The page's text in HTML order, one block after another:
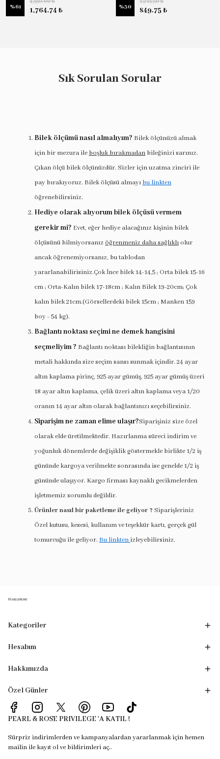
%61 1,764.74 ₺ %30 849.75 ₺
Sık Sorulan Sorular
Bilek ölçümü nasıl almalıyım? Bilek ölçünüzü almak
için bir mezura ile boşluk bırakmadan bileğinizi sarınız.
Çıkan ölçü bilek ölçünüzdür. Sizler için uzatma zinciri ile
pay bırakıyoruz. Bilek ölçüsü almayı bu linkten
öğrenebilirsiniz.
Hediye olarak alıyorum bilek ölçüsü vermem
gerekir mi? Evet, eğer hediye alacağınız kişinin bilek
ölçüsünü bilmiyorsanız öğrenmeniz daha sağlıklı olur
ancak öğrenemiyorsanız, bu tablodan
yararlanabilirisiniz.Çok İnce bilek 14-14,5 ; Orta bilek 15-16
cm ; Orta-Kalın bilek 17-18cm ; Kalın Bilek 19-20cm; Çok
kalın bilek 21cm.(Görsellerdeki bilek 15cm ; Manken 159
boy - 54 kg).
Bağlantı noktası seçimi ne demek hangisini
seçmeliyim ? Bağlantı noktası bilekliğin bağlantısının
metali hakkında size seçim sansı sunmak içindir. 24 ayar
altın kaplama pirinç, 925 ayar gümüş, 925 ayar gümüş üzeri
18 ayar altın kaplama, çelik üzeri altın kaplama veya 1/20
oranın 14 ayar altın olarak bağlantınızı seçebilirsiniz.
Siparişim ne zaman elime ulaşır?Siparişiniz size özel
olarak elde üretilmektedir. Hazırlanma süreci indirim ve
yoğunluk dönemlerde değişiklik göstermekle birlikte 1/2 iş
gününde kargoya verilmekte sonrasında ise genelde 1/2 iş
gününde ulaşıyor. Kargo firması kaynaklı gecikmelerden
işletmemiz sorumlu değildir.
Ürünler nasıl bir paketleme ile geliyor ? Siparişleriniz
Özel kutusu, kesesi, kullanım ve teşekkür kartı, gerçek gül
tomurcuğu ile geliyor. Bu linkten izleyebilirsiniz.
Kategoriler
Hesabım
Hakkımızda
Özel Günler
PEARL & ROSE PRIVILEGE 'A KATIL !
Sürpriz indirimlerden ve kampanyalardan yararlanmak için hemen
mailin ile kayıt ol ve bildirimleri aç..